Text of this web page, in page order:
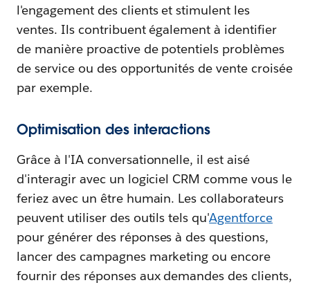
l'engagement des clients et stimulent les
ventes. Ils contribuent également à identifier
de manière proactive de potentiels problèmes
de service ou des opportunités de vente croisée
par exemple.
Optimisation des interactions
Grâce à l'IA conversationnelle, il est aisé
d'interagir avec un logiciel CRM comme vous le
feriez avec un être humain. Les collaborateurs
peuvent utiliser des outils tels qu'Agentforce
pour générer des réponses à des questions,
lancer des campagnes marketing ou encore
fournir des réponses aux demandes des clients,